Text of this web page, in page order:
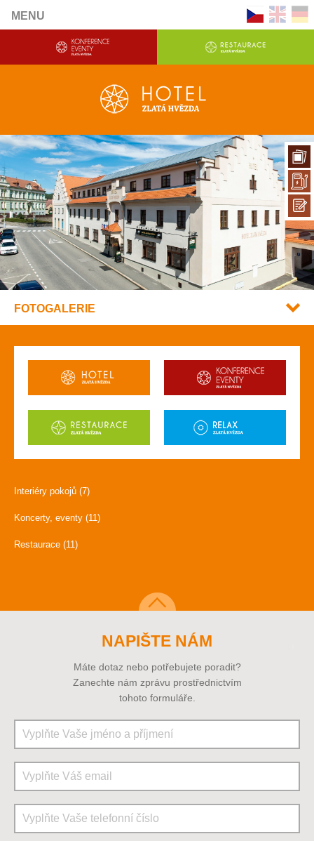
MENU
FOTOGALERIE
Interiéry pokojů (7)
Koncerty, eventy (11)
Restaurace (11)
NAPIŠTE NÁM
Máte dotaz nebo potřebujete poradit?
Zanechte nám zprávu prostřednictvím
tohoto formuláře.